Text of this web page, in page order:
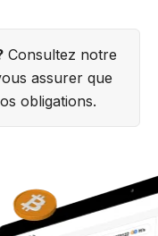
Consultez notre
assurer que
obligations.